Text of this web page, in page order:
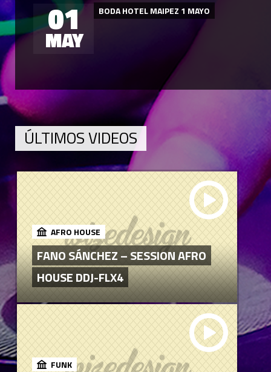
01
MAY
BODA HOTEL MAIPEZ 1 MAYO
ÚLTIMOS VIDEOS
AFRO HOUSE
FANO SÁNCHEZ – SESSION AFRO
HOUSE DDJ-FLX4
FUNK